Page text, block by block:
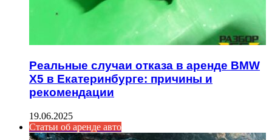
Реальные случаи отказа в аренде BMW
X5 в Екатеринбурге: причины и
рекомендации
19.06.2025
Статьи об аренде авто